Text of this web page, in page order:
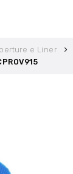
e Liner